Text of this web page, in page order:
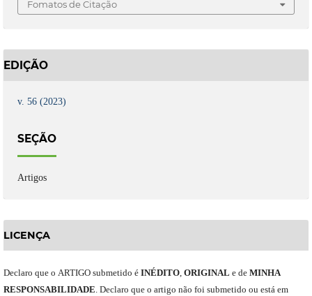
Fomatos de Citação
EDIÇÃO
v. 56 (2023)
SEÇÃO
Artigos
LICENÇA
Declaro que o ARTIGO submetido é INÉDITO, ORIGINAL ede MINHA
RESPONSABILIDADE. Declaro que o artigo não foi submetido ou está em